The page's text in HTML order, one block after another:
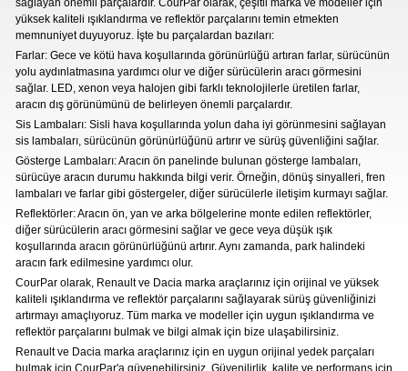
3D Parça Üretim
Markalar
Parça Bulucu
Konum&İletişim
» Konum ve İletişim Bilgilerimiz
Mekanik Aksamlar
orjinal mekanik parçalar Courpar’da
Kaportacı Aksamları
orjinal kaporta aksamları Courpar’da
Bakım Ürünleri
Diğer Ürünler
CourPar
Otomotiv
» Kurumsal
» Markalar
» Parça Bulucu
» Konum & İletişim
sağlayan önemli parçalardır. CourPar olarak, çeşitli marka ve modeller için
yüksek kaliteli ışıklandırma ve reflektör parçalarını temin etmekten
memnuniyet duyuyoruz. İşte bu parçalardan bazıları:
Farlar: Gece ve kötü hava koşullarında görünürlüğü artıran farlar, sürücünün
yolu aydınlatmasına yardımcı olur ve diğer sürücülerin aracı görmesini
sağlar. LED, xenon veya halojen gibi farklı teknolojilerle üretilen farlar,
aracın dış görünümünü de belirleyen önemli parçalardır.
Sis Lambaları: Sisli hava koşullarında yolun daha iyi görünmesini sağlayan
sis lambaları, sürücünün görünürlüğünü artırır ve sürüş güvenliğini sağlar.
Gösterge Lambaları: Aracın ön panelinde bulunan gösterge lambaları,
sürücüye aracın durumu hakkında bilgi verir. Örneğin, dönüş sinyalleri, fren
lambaları ve farlar gibi göstergeler, diğer sürücülerle iletişim kurmayı sağlar.
Reflektörler: Aracın ön, yan ve arka bölgelerine monte edilen reflektörler,
diğer sürücülerin aracı görmesini sağlar ve gece veya düşük ışık
koşullarında aracın görünürlüğünü artırır. Aynı zamanda, park halindeki
aracın fark edilmesine yardımcı olur.
CourPar olarak, Renault ve Dacia marka araçlarınız için orijinal ve yüksek
kaliteli ışıklandırma ve reflektör parçalarını sağlayarak sürüş güvenliğinizi
artırmayı amaçlıyoruz. Tüm marka ve modeller için uygun ışıklandırma ve
reflektör parçalarını bulmak ve bilgi almak için bize ulaşabilirsiniz.
Renault ve Dacia marka araçlarınız için en uygun orijinal yedek parçaları
bulmak için CourPar'a güvenebilirsiniz. Güvenilirlik, kalite ve performans için